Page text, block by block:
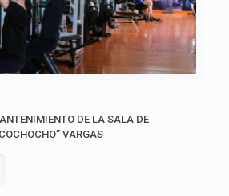
DE LA SALA DE
VARGAS